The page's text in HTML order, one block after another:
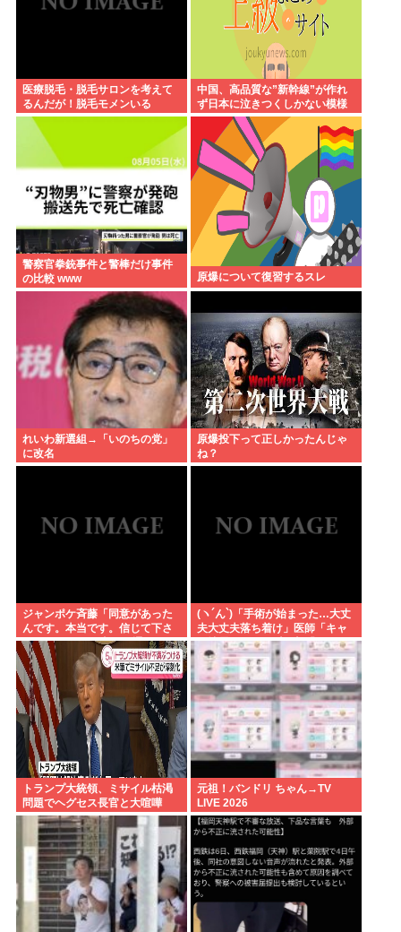
医療脱毛・脱毛サロンを考えて
るんだが！脱毛モメンいる
か？？
中国、高品質な”新幹線”が作れ
ず日本に泣きつくしかない模様
www
警察官拳銃事件と警棒だけ事件
の比較 www
原爆について復習するスレ
れいわ新選組→「いのちの党」
に改名
原爆投下って正しかったんじゃ
ね？
ジャンポケ斉藤「同意があった
んです。本当です。信じて下さ
い」 ←何でこの主張が通らない
の？
(ヽ´ん`)「手術が始まった…大丈
夫大丈夫落ち着け」医師「キャ
ー地震よー！」(;ﾟんﾟ)「！？」
トランプ大統領、ミサイル枯渇
問題でヘグセス長官と大喧嘩
元祖！バンドリ ちゃん→TV
LIVE 2026